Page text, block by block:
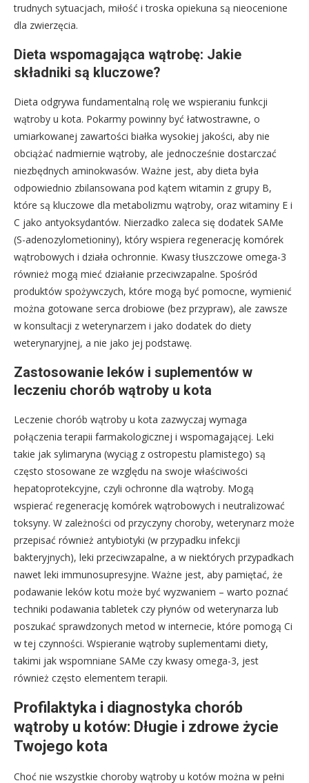
trudnych sytuacjach, miłość i troska opiekuna są nieocenione
dla zwierzęcia.
Dieta wspomagająca wątrobę: Jakie
składniki są kluczowe?
Dieta odgrywa fundamentalną rolę we wspieraniu funkcji
wątroby u kota. Pokarmy powinny być łatwostrawne, o
umiarkowanej zawartości białka wysokiej jakości, aby nie
obciążać nadmiernie wątroby, ale jednocześnie dostarczać
niezbędnych aminokwasów. Ważne jest, aby dieta była
odpowiednio zbilansowana pod kątem witamin z grupy B,
które są kluczowe dla metabolizmu wątroby, oraz witaminy E i
C jako antyoksydantów. Nierzadko zaleca się dodatek SAMe
(S-adenozylometioniny), który wspiera regenerację komórek
wątrobowych i działa ochronnie. Kwasy tłuszczowe omega-3
również mogą mieć działanie przeciwzapalne. Spośród
produktów spożywczych, które mogą być pomocne, wymienić
można gotowane serca drobiowe (bez przypraw), ale zawsze
w konsultacji z weterynarzem i jako dodatek do diety
weterynaryjnej, a nie jako jej podstawę.
Zastosowanie leków i suplementów w
leczeniu chorób wątroby u kota
Leczenie chorób wątroby u kota zazwyczaj wymaga
połączenia terapii farmakologicznej i wspomagającej. Leki
takie jak sylimaryna (wyciąg z ostropestu plamistego) są
często stosowane ze względu na swoje właściwości
hepatoprotekcyjne, czyli ochronne dla wątroby. Mogą
wspierać regenerację komórek wątrobowych i neutralizować
toksyny. W zależności od przyczyny choroby, weterynarz może
przepisać również antybiotyki (w przypadku infekcji
bakteryjnych), leki przeciwzapalne, a w niektórych przypadkach
nawet leki immunosupresyjne. Ważne jest, aby pamiętać, że
podawanie leków kotu może być wyzwaniem – warto poznać
techniki podawania tabletek czy płynów od weterynarza lub
poszukać sprawdzonych metod w internecie, które pomogą Ci
w tej czynności. Wspieranie wątroby suplementami diety,
takimi jak wspomniane SAMe czy kwasy omega-3, jest
również często elementem terapii.
Profilaktyka i diagnostyka chorób
wątroby u kotów: Długie i zdrowe życie
Twojego kota
Choć nie wszystkie choroby wątroby u kotów można w pełni